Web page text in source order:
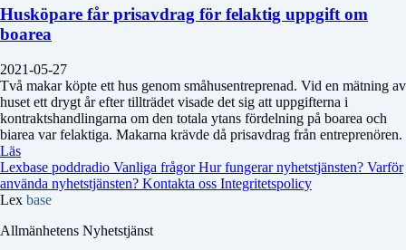
Husköpare får prisavdrag för felaktig uppgift om
boarea
2021-05-27
Två makar köpte ett hus genom småhusentreprenad. Vid en mätning av
huset ett drygt år efter tillträdet visade det sig att uppgifterna i
kontraktshandlingarna om den totala ytans fördelning på boarea och
biarea var felaktiga. Makarna krävde då prisavdrag från entreprenören.
Läs
Lexbase poddradio Vanliga frågorHur fungerar nyhetstjänsten? Varför
använda nyhetstjänsten? Kontakta oss Integritetspolicy
Lex base
Allmänhetens Nyhetstjänst